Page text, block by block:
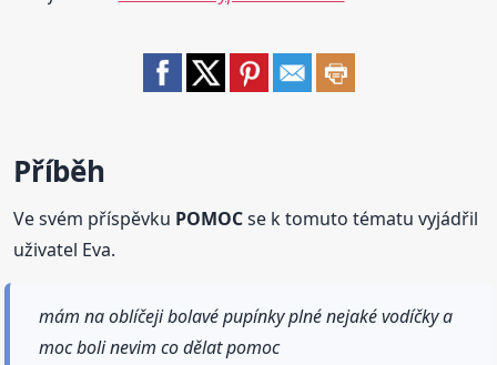
Příběh
Ve svém příspěvku POMOCse k tomuto tématu vyjádřil
uživatel Eva.
mám na oblíčeji bolavé pupínky plné nejaké vodíčky a
moc boli nevim co dělat pomoc